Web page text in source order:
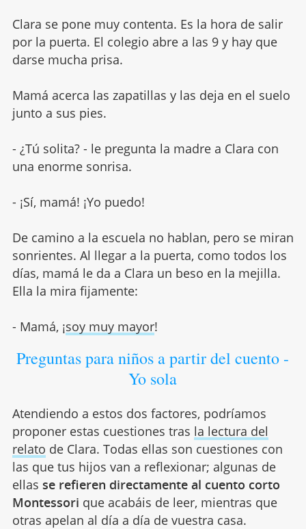
Clara se pone muy contenta. Es la hora de salir
por la puerta. El colegio abre a las 9 y hay que
darse mucha prisa.
Mamá acerca las zapatillas y las deja en el suelo
junto a sus pies.
- ¿Tú solita? - le pregunta la madre a Clara con
una enorme sonrisa.
- ¡Sí, mamá! ¡Yo puedo!
De camino a la escuela no hablan, pero se miran
sonrientes. Al llegar a la puerta, como todos los
días, mamá le da a Clara un beso en la mejilla.
Ella la mira fijamente:
- Mamá, ¡soy muy mayor!
Preguntas para niños a partir del cuento -
Yo sola
Atendiendo a estos dos factores, podríamos
proponer estas cuestiones tras la lectura del
relato de Clara. Todas ellas son cuestiones con
las que tus hijos van a reflexionar; algunas de
ellas se refieren directamente al cuento corto
Montessori que acabáis de leer, mientras que
otras apelan al día a día de vuestra casa.